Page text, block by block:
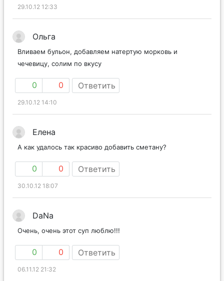
29.10.12 12:33
Ольга
Вливаем бульон, добавляем натертую морковь и
чечевицу, солим по вкусу
0 0 Ответить
29.10.12 14:10
Елена
А как удалось так красиво добавить сметану?
0 0 Ответить
30.10.12 18:07
DaNa
Очень, очень этот суп люблю!!!
0 0 Ответить
06.11.12 21:32